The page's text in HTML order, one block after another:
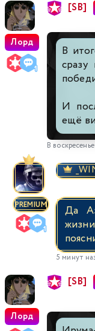
Лорд
[SB]
В
И
ещё
В
PREMIUM
Да
5 минут
Лорд
[SB]